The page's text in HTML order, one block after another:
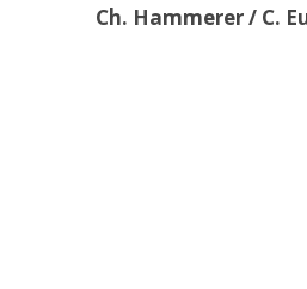
Ch. Hammerer / C.